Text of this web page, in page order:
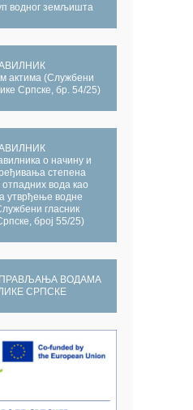
водног земљишта
актима (Службени
Српске, бр. 54/25)
о начину и
степена
отпадних вода као
утврђење водне
гласник
број 55/25)
ВОДАМА
СРПСКЕ